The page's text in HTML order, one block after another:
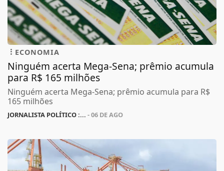
ECONOMIA
Ninguém acerta Mega-Sena; prêmio acumula
para R$ 165 milhões
Ninguém acerta Mega-Sena; prêmio acumula para R$
165 milhões
JORNALISTA POLÍTICO :... - 06 DE AGO